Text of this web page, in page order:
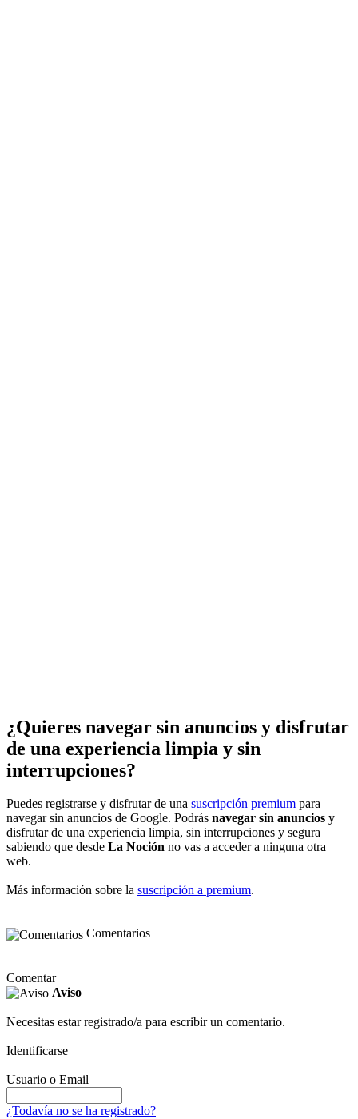
¿Quieres navegar sin anuncios y disfrutar
de una experiencia limpia y sin
interrupciones?
Puedes registrarse y disfrutar de una suscripción premium para
navegar sin anuncios de Google. Podrás navegar sin anuncios y
disfrutar de una experiencia limpia, sin interrupciones y segura
sabiendo que desde La Noción no vas a acceder a ninguna otra
web.
Más información sobre la suscripción a premium.
Comentarios
Comentar
Aviso
Necesitas estar registrado/a para escribir un comentario.
Identificarse
Usuario o Email
¿Todavía no se ha registrado?